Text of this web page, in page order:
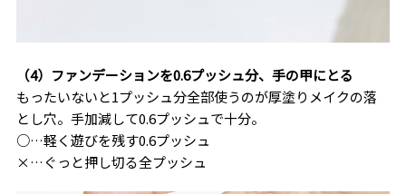
（4）ファンデーションを0.6プッシュ分、手の甲にとる
もったいないと1プッシュ分全部使うのが厚塗りメイクの落
とし穴。手加減して0.6プッシュで十分。
○…軽く遊びを残す0.6プッシュ
×…ぐっと押し切る全プッシュ